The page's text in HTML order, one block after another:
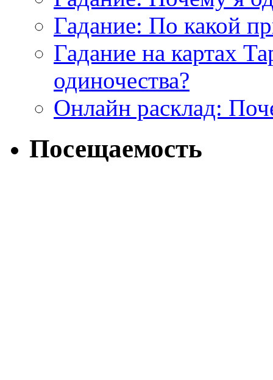
Гадание: По какой
Гадание на картах
одиночества?
Онлайн расклад:
Посещаемость